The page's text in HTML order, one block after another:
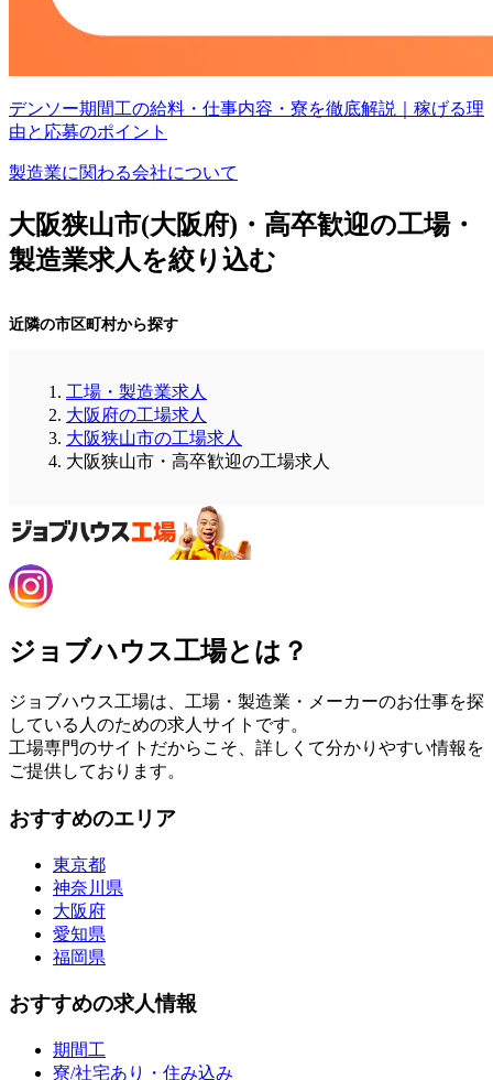
デンソー期間工の給料・仕事内容・寮を徹底解説｜稼げる理
由と応募のポイント
製造業に関わる会社について
大阪狭山市(大阪府)・高卒歓迎の工場・
製造業求人を絞り込む
近隣の市区町村から探す
工場・製造業求人
大阪府の工場求人
大阪狭山市の工場求人
大阪狭山市・高卒歓迎の工場求人
ジョブハウス工場とは？
ジョブハウス工場は、工場・製造業・メーカーのお仕事を探
している人のための求人サイトです。
工場専門のサイトだからこそ、詳しくて分かりやすい情報を
ご提供しております。
おすすめのエリア
東京都
神奈川県
大阪府
愛知県
福岡県
おすすめの求人情報
期間工
寮/社宅あり・住み込み